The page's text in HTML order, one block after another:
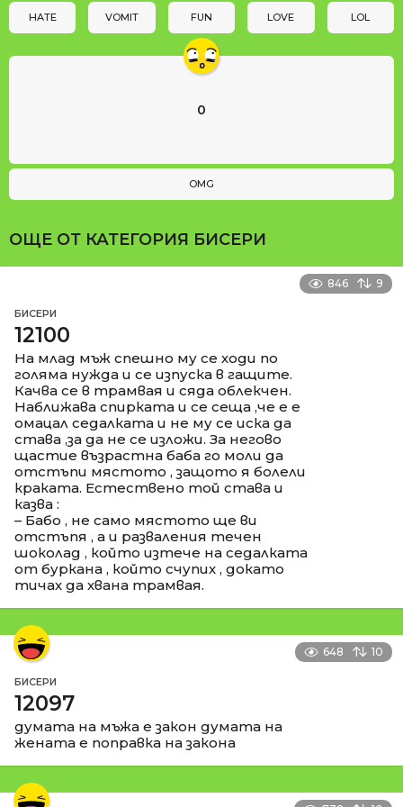
HATE VOMIT FUN LOVE LOL
0
OMG
ОЩЕ ОТ КАТЕГОРИЯ БИСЕРИ
846 9
БИСЕРИ
12100
На млад мъж спешно му се ходи по
голяма нужда и се изпуска в гащите.
Качва се в трамвая и сяда облекчен.
Наближава спирката и се сеща ,че е е
омацал седалката и не му се иска да
става ,за да не се изложи. За негово
щастие възрастна баба го моли да
отстъпи мястото , защото я болели
краката. Естествено той става и
казва :
– Бабо , не само мястото ще ви
отстъпя , а и разваления течен
шоколад , който изтече на седалката
от буркана , който счупих , докато
тичах да хвана трамвая.
648 10
БИСЕРИ
12097
думата на мъжа е закон думата на
жената е поправка на закона